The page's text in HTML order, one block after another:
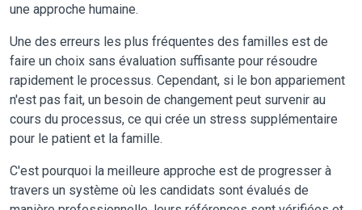
une approche humaine.
Une des erreurs les plus fréquentes des familles est de
faire un choix sans évaluation suffisante pour résoudre
rapidement le processus. Cependant, si le bon appariement
n'est pas fait, un besoin de changement peut survenir au
cours du processus, ce qui crée un stress supplémentaire
pour le patient et la famille.
C'est pourquoi la meilleure approche est de progresser à
travers un système où les candidats sont évalués de